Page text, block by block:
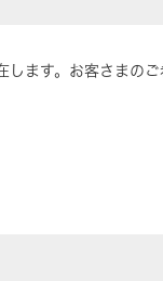
します。お客さまのご